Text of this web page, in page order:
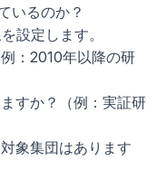
いるのか？
設定します。
：2010年以降の研
すか？（例：実証研
象集団はあります